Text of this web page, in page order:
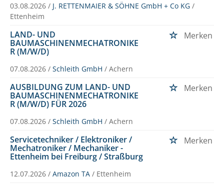
03.08.2026 / J. RETTENMAIER & SÖHNE GmbH + Co KG /
Ettenheim
LAND- UND
BAUMASCHINENMECHATRONIKE
R (M/W/D)
Merken
07.08.2026 / Schleith GmbH / Achern
AUSBILDUNG ZUM LAND- UND
BAUMASCHINENMECHATRONIKE
R (M/W/D) FÜR 2026
Merken
07.08.2026 / Schleith GmbH / Achern
Servicetechniker / Elektroniker /
Mechatroniker / Mechaniker -
Ettenheim bei Freiburg / Straßburg
Merken
12.07.2026 / Amazon TA / Ettenheim